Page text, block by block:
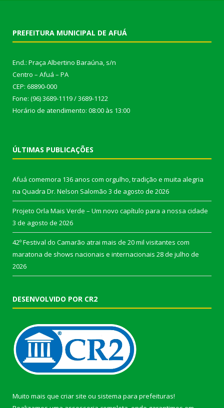
PREFEITURA MUNICIPAL DE AFUÁ
End.: Praça Albertino Baraúna, s/n
Centro – Afuá – PA
CEP: 68890-000
Fone: (96) 3689-1119 / 3689-1122
Horário de atendimento: 08:00 às 13:00
ÚLTIMAS PUBLICAÇÕES
Afuá comemora 136 anos com orgulho, tradição e muita alegria
na Quadra Dr. Nelson Salomão 3 de agosto de 2026
Projeto Orla Mais Verde – Um novo capítulo para a nossa cidade
3 de agosto de 2026
42º Festival do Camarão atrai mais de 20 mil visitantes com
maratona de shows nacionais e internacionais 28 de julho de
2026
DESENVOLVIDO POR CR2
Muito mais que criar site ou sistema para prefeituras!